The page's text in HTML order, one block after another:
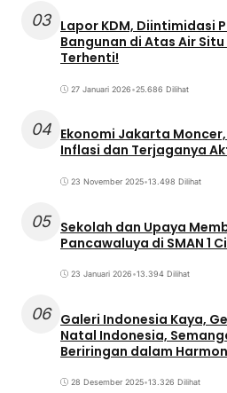
03 Lapor KDM, Diintimidasi
Bangunan di Atas Air
Terhenti!
27 Januari 2026•25.686 Dilihat
04 Ekonomi Jakarta
Inflasi dan Terjaganya
23 November 2025•13.498 Dilihat
05 Sekolah dan Upaya
Pancawaluya di SMAN 1
23 Januari 2026•13.394 Dilihat
06 Galeri Indonesia Kaya,
Natal Indonesia,
Beriringan dalam
28 Desember 2025•13.326 Dilihat